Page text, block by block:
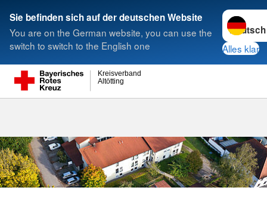
Sie befinden sich auf der deutschen Website
You are on the German website, you can use the
switch to switch to the English one
Sprache
Alles klar
Altötting
Kreisverband
Suche